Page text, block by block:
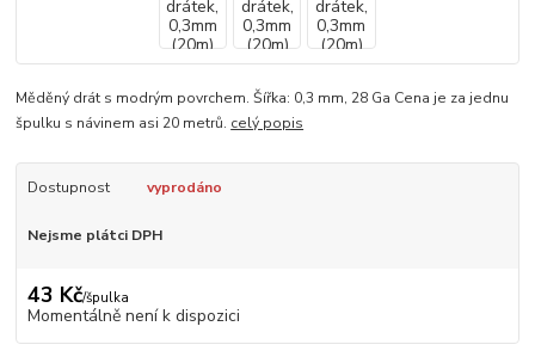
Měděný drát s modrým povrchem. Šířka: 0,3 mm, 28 Ga Cena je za jednu
špulku s návinem asi 20 metrů. celý popis
Dostupnost vyprodáno
Nejsme plátci DPH
43 Kč/špulka
Momentálně není k dispozici